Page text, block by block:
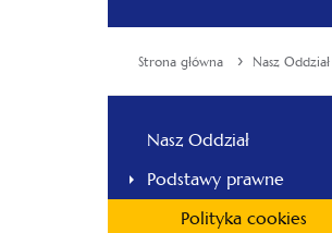
Strona główna › Nasz Oddział
Nasz Oddział
Podstawy prawne
Polityka cookies